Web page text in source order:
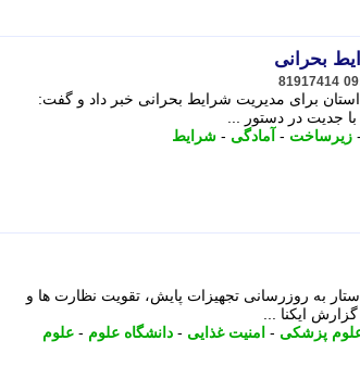
بحرانی
81917414
برای مدیریت شرایط بحرانی خبر داد و گفت:
جدیت در دستور ...
- زیرساخت - آمادگی - شرایط
به روزرسانی تجهیزات پایش، تقویت نظارت ها و
ایکنا ...
پزشکی - امنیت غذایی - دانشگاه علوم - علوم